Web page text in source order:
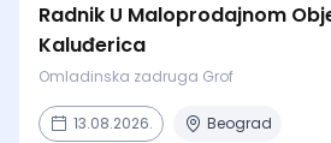
Radnik U Maloprodajnom
Kaluđerica
Omladinska zadruga Grof
13.08.2026. Beograd